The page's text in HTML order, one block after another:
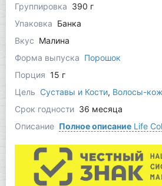
Группировка 390 г
Упаковка Банка
Вкус Малина
Форма выпуска Порошок
Порция 15 г
Цель Суставы и Кости, Волосы-
Срок годности 36 месяца
Описание Полное описаниеLife